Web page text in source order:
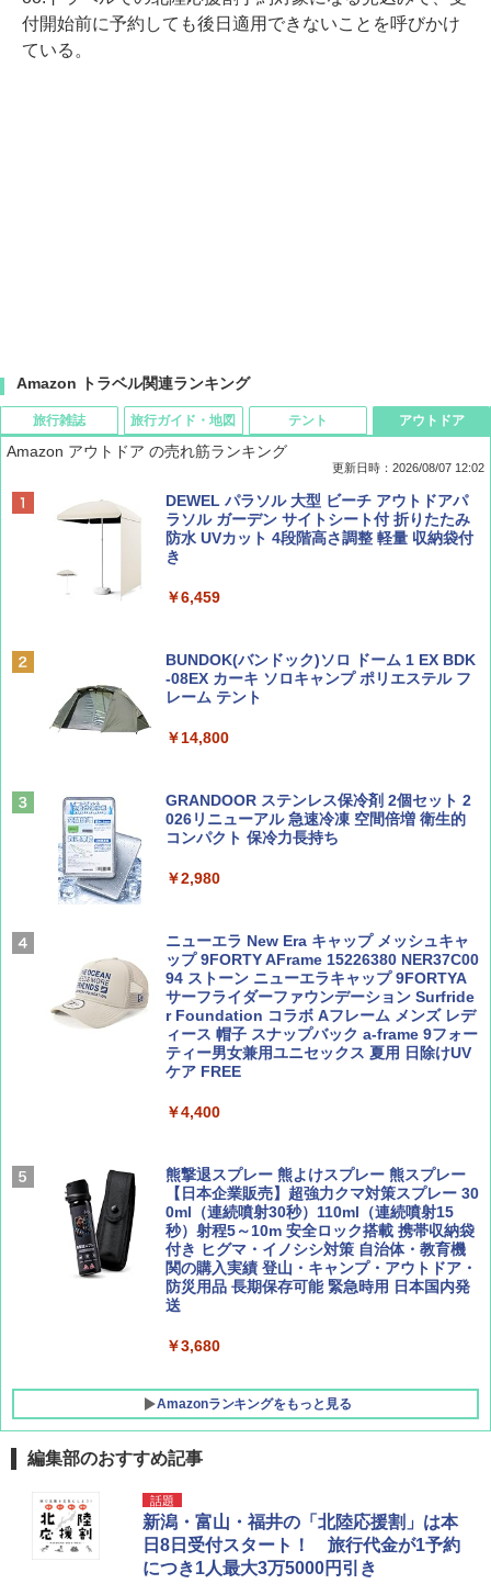
付開始前に予約しても後日適用できないことを呼びかけ
ている。
Amazon トラベル関連ランキング
旅行雑誌
ディズニーファン ２０２６年 ９月号 [雑
誌] (ＤＩＳＮＥＹ ＦＡＮ)
￥713
SOTO ミニマル"旅"財布 ランダム2種】
￥1,500
￥1,540
￥1,540
AIRLINE（エアライン）2026年9月号【特
集】ボーイング110周年を祝して！
￥1,760
旅行ガイド・地図
D40 地球の歩き方 チェンマイ タイ北部の魅
力的な町 2026～2027 地球の歩き方D アジア
￥2,079
球の歩き方A ヨーロッパ
￥2,479
￥2,695
ァキア 2026～2027 地球の歩き方A ヨーロッ
パ
￥2,277
新しい日本地理 地図・統計・移動から読み
解く (講談社現代新書)
￥1,540
テント
[キャンパーズコレクション 山善] ポップアッ
プテント 傘みたいに広げて畳める パッとサ
ッとサンシェード キューブ フルクローズ メ
ッシュ 簡単設置 ワンタッチテント キャンプ
PYKES PEAK (パイクスピーク) 着替えテン
ト プライバシー テント 【中が透けない】 1
ーチ ピクニック ポップアップテント 携帯 簡
￥4,980
テント ワンタッチ RENEW 幅200 2-3人用 43
￥5,999
[キャンパーズコレクション 山善] 傘みたいに
広げるだけ パッとサッとテント ブラックコ
ーティング フルクローズ メッシュ 3-4人用
簡単設置 ポップアップテント エクルベージ
ュ(BC仕様) PATC-150B(EB)
￥9,990
[キャンパーズコレクション 山善] 傘みたいに
広げるだけ パッとサッとテント キューブワ
イド ブラックコーティング フルクローズ メ
ッシュ 4人用 簡単設置 ポップアップテント P
ATCW-150B エクルベージュ
￥-
アウトドア
Amazon アウトドア の売れ筋ランキング
更新日時：2026/08/07 12:02
DEWEL パラソル 大型 ビーチ アウトドアパ
ラソル ガーデン サイトシート付 折りたたみ
防水 UVカット 4段階高さ調整 軽量 収納袋付
き
￥6,459
BUNDOK(バンドック)ソロ ドーム 1 EX BDK
-08EX カーキ ソロキャンプ ポリエステル フ
レーム テント
￥14,800
GRANDOOR ステンレス保冷剤 2個セット 2
026リニューアル 急速冷凍 空間倍増 衛生的
コンパクト 保冷力長持ち
￥2,980
ニューエラ New Era キャップ メッシュキャ
ップ 9FORTY AFrame 15226380 NER37C00
94 ストーン ニューエラキャップ 9FORTYA
サーフライダーファウンデーション Surfride
r Foundation コラボ Aフレーム メンズ レデ
ィース 帽子 スナップバック a-frame 9フォー
ティー男女兼用ユニセックス 夏用 日除けUV
ケア FREE
￥4,400
熊撃退スプレー 熊よけスプレー 熊スプレー
【日本企業販売】超強力クマ対策スプレー 30
0ml（連続噴射30秒）110ml（連続噴射15
秒）射程5～10m 安全ロック搭載 携帯収納袋
付き ヒグマ・イノシシ対策 自治体・教育機
関の購入実績 登山・キャンプ・アウトドア・
防災用品 長期保存可能 緊急時用 日本国内発
送
￥3,680
Amazonランキングをもっと見る
編集部のおすすめ記事
話題
新潟・富山・福井の「北陸応援割」は本
日8日受付スタート！ 旅行代金が1予約
につき1人最大3万5000円引き